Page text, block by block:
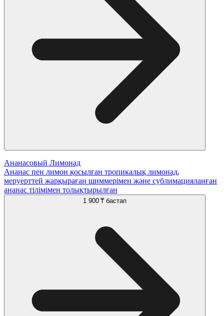
Ананасовый Лимонад
Ананас пен лимон қосылған тропикалық лимонад,
меруерттей жарқыраған шиммерімен және сублимацияланған
ананас тілімімен толықтырылған
1 900 ₸ бастап